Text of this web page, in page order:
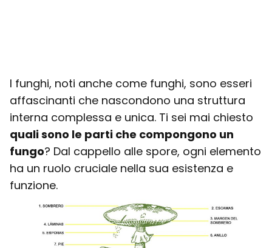
I funghi, noti anche come funghi, sono esseri
affascinanti che nascondono una struttura
interna complessa e unica. Ti sei mai chiesto
quali sono le parti che compongono un
fungo? Dal cappello alle spore, ogni elemento
ha un ruolo cruciale nella sua esistenza e
funzione.